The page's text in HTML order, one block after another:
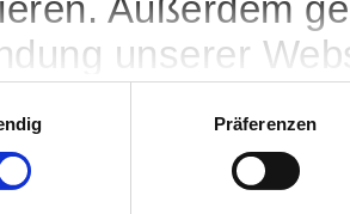
Außerdem
unserer
führen diese
Daten
Präferenzen